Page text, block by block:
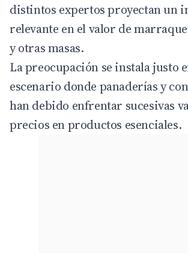
distintos expertos proyectan un
relevante en el valor de
y otras masas.
La preocupación se instala justo
escenario donde panaderías y
han debido enfrentar sucesivas
precios en productos esenciales.